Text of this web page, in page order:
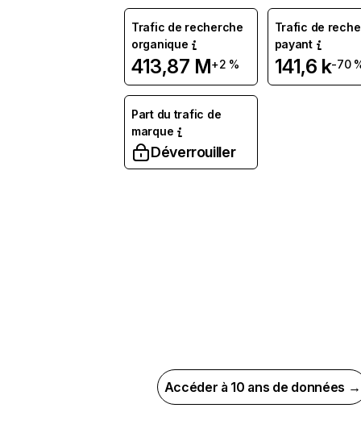
Trafic de recherche
organique
413,87 M+2 %
Trafic de
payant
141,6 k-70
Part du trafic de
marque
Déverrouiller
Accéder à 10 ans de données →